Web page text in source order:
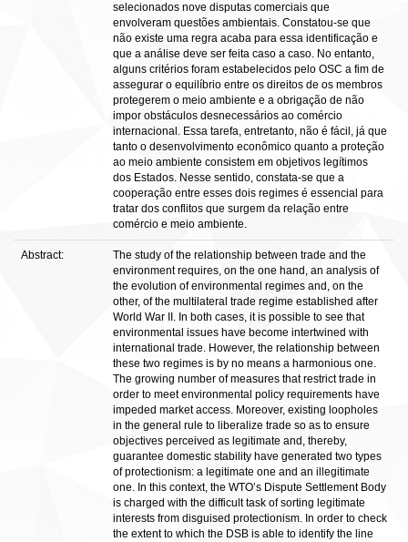
selecionados nove disputas comerciais que
envolveram questões ambientais. Constatou-se que
não existe uma regra acaba para essa identificação e
que a análise deve ser feita caso a caso. No entanto,
alguns critérios foram estabelecidos pelo OSC a fim de
assegurar o equilíbrio entre os direitos de os membros
protegerem o meio ambiente e a obrigação de não
impor obstáculos desnecessários ao comércio
internacional. Essa tarefa, entretanto, não é fácil, já que
tanto o desenvolvimento econômico quanto a proteção
ao meio ambiente consistem em objetivos legítimos
dos Estados. Nesse sentido, constata-se que a
cooperação entre esses dois regimes é essencial para
tratar dos conflitos que surgem da relação entre
comércio e meio ambiente.
Abstract:
The study of the relationship between trade and the
environment requires, on the one hand, an analysis of
the evolution of environmental regimes and, on the
other, of the multilateral trade regime established after
World War II. In both cases, it is possible to see that
environmental issues have become intertwined with
international trade. However, the relationship between
these two regimes is by no means a harmonious one.
The growing number of measures that restrict trade in
order to meet environmental policy requirements have
impeded market access. Moreover, existing loopholes
in the general rule to liberalize trade so as to ensure
objectives perceived as legitimate and, thereby,
guarantee domestic stability have generated two types
of protectionism: a legitimate one and an illegitimate
one. In this context, the WTO’s Dispute Settlement Body
is charged with the difficult task of sorting legitimate
interests from disguised protectionism. In order to check
the extent to which the DSB is able to identify the line